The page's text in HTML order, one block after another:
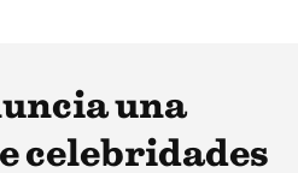
una
celebridades